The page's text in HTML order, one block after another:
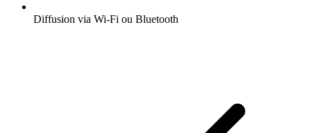
Diffusion via Wi-Fi ou Bluetooth